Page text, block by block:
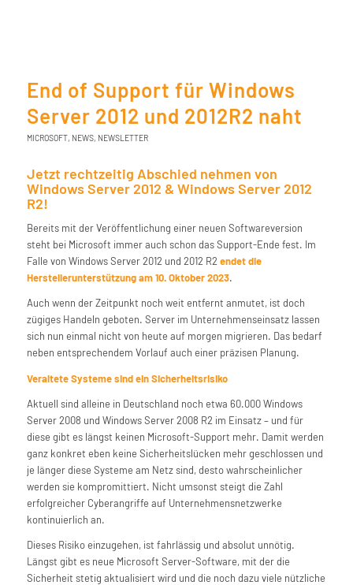
End of Support für Windows
Server 2012 und 2012R2 naht
MICROSOFT, NEWS, NEWSLETTER
Jetzt rechtzeitig Abschied nehmen von
Windows Server 2012 & Windows Server 2012
R2!
Bereits mit der Veröffentlichung einer neuen Softwareversion
steht bei Microsoft immer auch schon das Support-Ende fest. Im
Falle von Windows Server 2012 und 2012 R2endet die
Herstellerunterstützung am 10. Oktober 2023.
Auch wenn der Zeitpunkt noch weit entfernt anmutet, ist doch
zügiges Handeln geboten. Server im Unternehmenseinsatz lassen
sich nun einmal nicht von heute auf morgen migrieren. Das bedarf
neben entsprechendem Vorlauf auch einer präzisen Planung.
Veraltete Systeme sind ein Sicherheitsrisiko
Aktuell sind alleine in Deutschland noch etwa 60.000 Windows
Server 2008 und Windows Server 2008 R2 im Einsatz – und für
diese gibt es längst keinen Microsoft-Support mehr. Damit werden
ganz konkret eben keine Sicherheitslücken mehr geschlossen und
je länger diese Systeme am Netz sind, desto wahrscheinlicher
werden sie kompromittiert. Nicht umsonst steigt die Zahl
erfolgreicher Cyberangriffe auf Unternehmensnetzwerke
kontinuierlich an.
Dieses Risiko einzugehen, ist fahrlässig und absolut unnötig.
Längst gibt es neue Microsoft Server-Software, mit der die
Sicherheit stetig aktualisiert wird und die noch dazu viele nützliche